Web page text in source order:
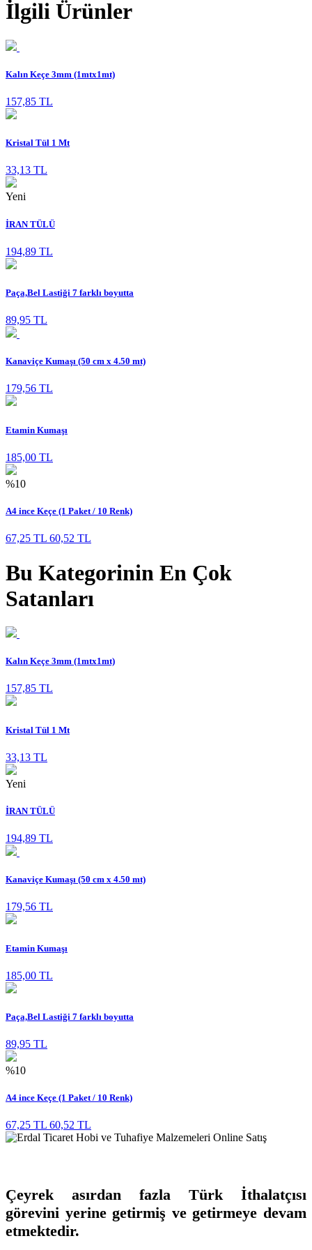
İlgili Ürünler
Kalın Keçe 3mm (1mtx1mt)
157,85 TL
Kristal Tül 1 Mt
33,13 TL
Yeni
İRAN TÜLÜ
194,89 TL
Paça,Bel Lastiği 7 farklı boyutta
89,95 TL
Kanaviçe Kumaşı (50 cm x 4.50 mt)
179,56 TL
Etamin Kumaşı
185,00 TL
%10
A4 ince Keçe (1 Paket / 10 Renk)
67,25 TL 60,52 TL
Bu Kategorinin En Çok
Satanları
Kalın Keçe 3mm (1mtx1mt)
157,85 TL
Kristal Tül 1 Mt
33,13 TL
Yeni
İRAN TÜLÜ
194,89 TL
Kanaviçe Kumaşı (50 cm x 4.50 mt)
179,56 TL
Etamin Kumaşı
185,00 TL
Paça,Bel Lastiği 7 farklı boyutta
89,95 TL
%10
A4 ince Keçe (1 Paket / 10 Renk)
67,25 TL 60,52 TL
Çeyrek asırdan fazla Türk İthalatçısı
görevini yerine getirmiş ve getirmeye devam
etmektedir.